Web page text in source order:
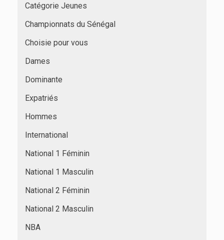
Catégorie Jeunes
Championnats du Sénégal
Choisie pour vous
Dames
Dominante
Expatriés
Hommes
International
National 1 Féminin
National 1 Masculin
National 2 Féminin
National 2 Masculin
NBA